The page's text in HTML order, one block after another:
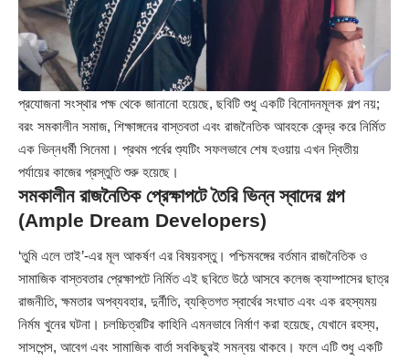
প্রযোজনা সংস্থার পক্ষ থেকে জানানো হয়েছে, ছবিটি শুধু একটি বিনোদনমূলক গল্প নয়;
বরং সমকালীন সমাজ, শিক্ষাঙ্গনের বাস্তবতা এবং রাজনৈতিক আবহকে কেন্দ্র করে নির্মিত
এক ভিন্নধর্মী সিনেমা। প্রথম পর্বের শ্যুটিং সফলভাবে শেষ হওয়ায় এখন দ্বিতীয়
পর্যায়ের কাজের প্রস্তুতি শুরু হয়েছে।
সমকালীন রাজনৈতিক প্রেক্ষাপটে তৈরি ভিন্ন স্বাদের গল্প
(Ample Dream Developers)
‘তুমি এলে তাই’-এর মূল আকর্ষণ এর বিষয়বস্তু। পশ্চিমবঙ্গের বর্তমান রাজনৈতিক ও
সামাজিক বাস্তবতার প্রেক্ষাপটে নির্মিত এই ছবিতে উঠে আসবে কলেজ ক্যাম্পাসের ছাত্র
রাজনীতি, ক্ষমতার অপব্যবহার, দুর্নীতি, ব্যক্তিগত স্বার্থের সংঘাত এবং এক রহস্যময়
নির্মম খুনের ঘটনা। চলচ্চিত্রটির কাহিনি এমনভাবে নির্মাণ করা হয়েছে, যেখানে রহস্য,
সাসপেন্স, আবেগ এবং সামাজিক বার্তা সবকিছুরই সমন্বয় থাকবে। ফলে এটি শুধু একটি